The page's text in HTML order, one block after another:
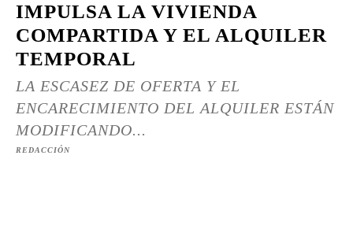
IMPULSA LA VIVIENDA
COMPARTIDA Y EL ALQUILER
TEMPORAL
LA ESCASEZ DE OFERTA Y EL
ENCARECIMIENTO DEL ALQUILER ESTÁN
MODIFICANDO...
REDACCIÓN